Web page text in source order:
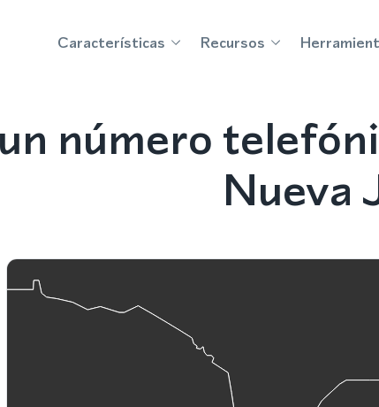
Características Recursos
número
Nueva